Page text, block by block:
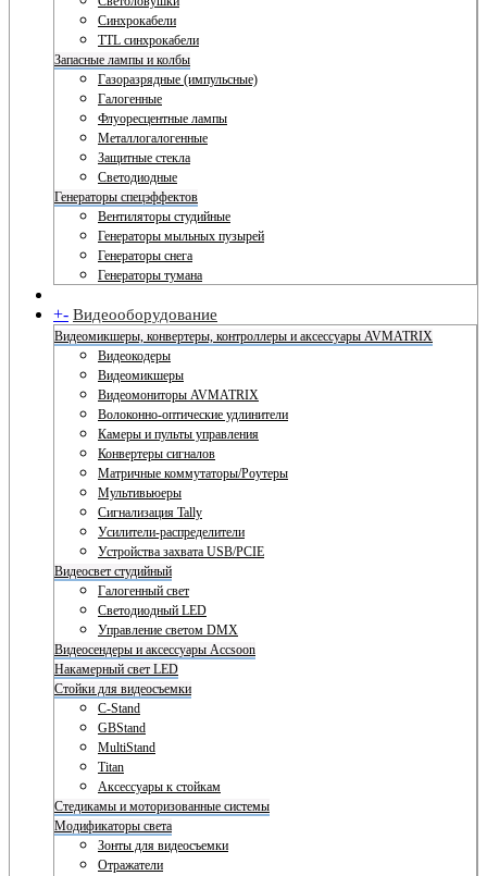
Синхрокабели
TTL синхрокабели
Запасные лампы и колбы
Газоразрядные (импульсные)
Галогенные
Флуоресцентные лампы
Металлогалогенные
Защитные стекла
Светодиодные
Генераторы спецэффектов
Вентиляторы студийные
Генераторы мыльных пузырей
Генераторы снега
Генераторы тумана
+- Видеооборудование
Видеомикшеры, конвертеры, контроллеры и аксессуары AVMATRIX
Видеокодеры
Видеомикшеры
Видеомониторы AVMATRIX
Волоконно-оптические удлинители
Камеры и пульты управления
Конвертеры сигналов
Матричные коммутаторы/Роутеры
Мультивьюеры
Сигнализация Tally
Усилители-распределители
Устройства захвата USB/PCIE
Видеосвет студийный
Галогенный свет
Светодиодный LED
Управление светом DMX
Видеосендеры и аксессуары Accsoon
Накамерный свет LED
Стойки для видеосъемки
C-Stand
GBStand
MultiStand
Titan
Аксессуары к стойкам
Стедикамы и моторизованные системы
Модификаторы света
Зонты для видеосъемки
Отражатели